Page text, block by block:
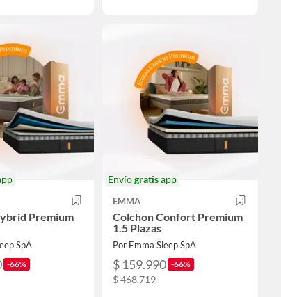
Premium
SpA
-66%
Envíogratisapp
EMMA
Colchon Confort Premium
1.5 Plazas
Por Emma Sleep SpA
$ 159.990 -66%
$ 468.719